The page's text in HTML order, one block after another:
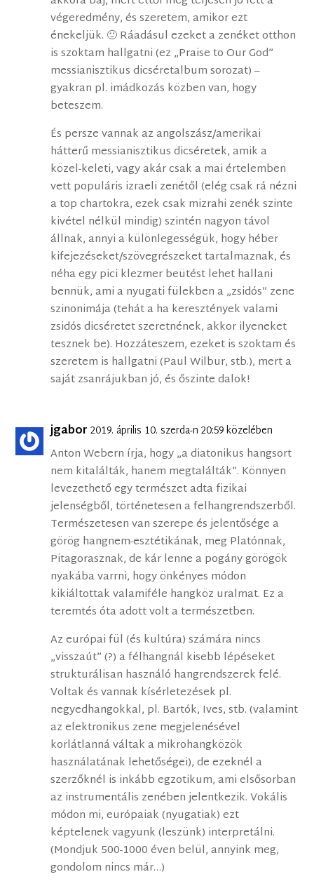
végeredmény, és szeretem, amikor ezt
énekeljük. 🙂 Ráadásul ezeket a zenéket otthon
is szoktam hallgatni (ez „Praise to Our God”
messianisztikus dicséretalbum sorozat) –
gyakran pl. imádkozás közben van, hogy
beteszem.
És persze vannak az angolszász/amerikai
hátterű messianisztikus dicséretek, amik a
közel-keleti, vagy akár csak a mai értelemben
vett populáris izraeli zenétől (elég csak rá nézni
a top chartokra, ezek csak mizrahi zenék szinte
kivétel nélkül mindig) szintén nagyon távol
állnak, annyi a különlegességük, hogy héber
kifejezéseket/szövegrészeket tartalmaznak, és
néha egy pici klezmer beütést lehet hallani
bennük, ami a nyugati fülekben a „zsidós” zene
szinonimája (tehát a ha keresztények valami
zsidós dicséretet szeretnének, akkor ilyeneket
tesznek be). Hozzáteszem, ezeket is szoktam és
szeretem is hallgatni (Paul Wilbur, stb.), mert a
saját zsanrájukban jó, és őszinte dalok!
jgabor 2019. április 10. szerda-n 20:59 közelében
Anton Webern írja, hogy „a diatonikus hangsort
nem kitalálták, hanem megtalálták”. Könnyen
levezethető egy természet adta fizikai
jelenségből, történetesen a felhangrendszerből.
Természetesen van szerepe és jelentősége a
görög hangnem-esztétikának, meg Platónnak,
Pitagorasznak, de kár lenne a pogány görögök
nyakába varrni, hogy önkényes módon
kikiáltottak valamiféle hangköz uralmat. Ez a
teremtés óta adott volt a természetben.
Az európai fül (és kultúra) számára nincs
„visszaút” (?) a félhangnál kisebb lépéseket
strukturálisan használó hangrendszerek felé.
Voltak és vannak kísérletezések pl.
negyedhangokkal, pl. Bartók, Ives, stb. (valamint
az elektronikus zene megjelenésével
korlátlanná váltak a mikrohangközök
használatának lehetőségei), de ezeknél a
szerzőknél is inkább egzotikum, ami elsősorban
az instrumentális zenében jelentkezik. Vokális
módon mi, európaiak (nyugatiak) ezt
képtelenek vagyunk (leszünk) interpretálni.
(Mondjuk 500-1000 éven belül, annyink meg,
gondolom nincs már…)